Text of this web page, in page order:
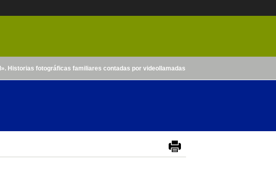
Historias fotográficas familiares contadas por videollamadas